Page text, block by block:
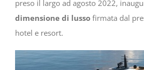
preso il largo ad agosto 2022,
dimensione di lusso firmata dal
hotel e resort.